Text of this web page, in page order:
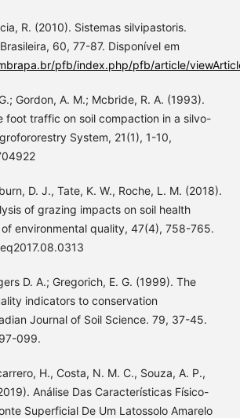
R. (2010). Sistemas silvipastoris.
60, 77-87. Disponível em
pfb/index.php/pfb/article/
Gordon, A. M.; Mcbride, R. A. (1993).
foot traffic on soil compaction in a silvo-
System, 21(1), 1-10,
D. J., Tate, K. W., Roche, L. M. (2018).
of grazing impacts on soil health
environmental quality, 47(4), 758-765.
D. A.; Gregorich, E. G. (1999). The
indicators to conservation
Journal of Soil Science. 79, 37-45.
099.
H., Costa, N. M. C., Souza, A. P.,
Análise Das Características Físico-
Superficial De Um Latossolo Amarelo